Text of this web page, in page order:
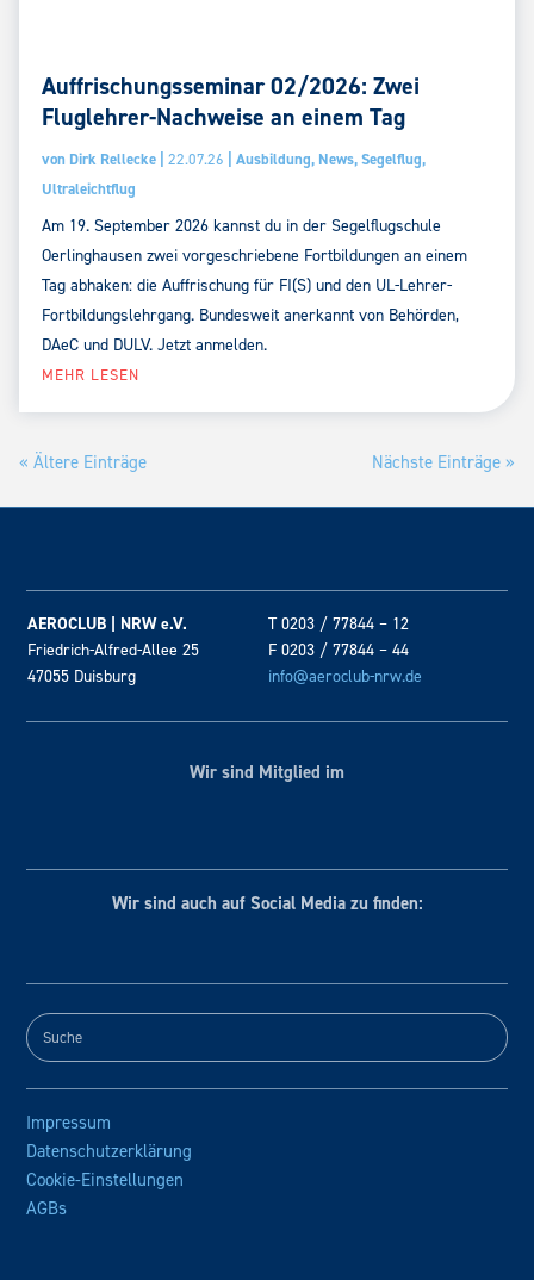
Auffrischungsseminar 02/2026: Zwei
Fluglehrer-Nachweise an einem Tag
von Dirk Rellecke 22.07.26 Ausbildung, News,Segelflug,
Ultraleichtflug
Am 19. September 2026 kannst du in der Segelflugschule
Oerlinghausen zwei vorgeschriebene Fortbildungen an einem
Tag abhaken: die Auffrischung für FI(S) und den UL-Lehrer-
Fortbildungslehrgang. Bundesweit anerkannt von Behörden,
DAeC und DULV. Jetzt anmelden.
MEHR LESEN
« Ältere Einträge Nächste Einträge »
AEROCLUB | NRW e.V.
Friedrich-Alfred-Allee 25
47055 Duisburg
T 0203 / 77844 – 12
F 0203 / 77844 – 44
info@aeroclub-nrw.de
Wir sind Mitglied im
Wir sind auch auf Social Media zu finden:
Impressum
Datenschutzerklärung
Cookie-Einstellungen
AGBs